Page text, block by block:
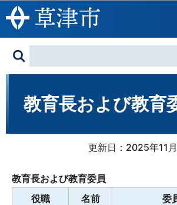
このページの本文へ移動
教育長および教育
更新日：2025年11
教育長および教育委員
役職
名前 委